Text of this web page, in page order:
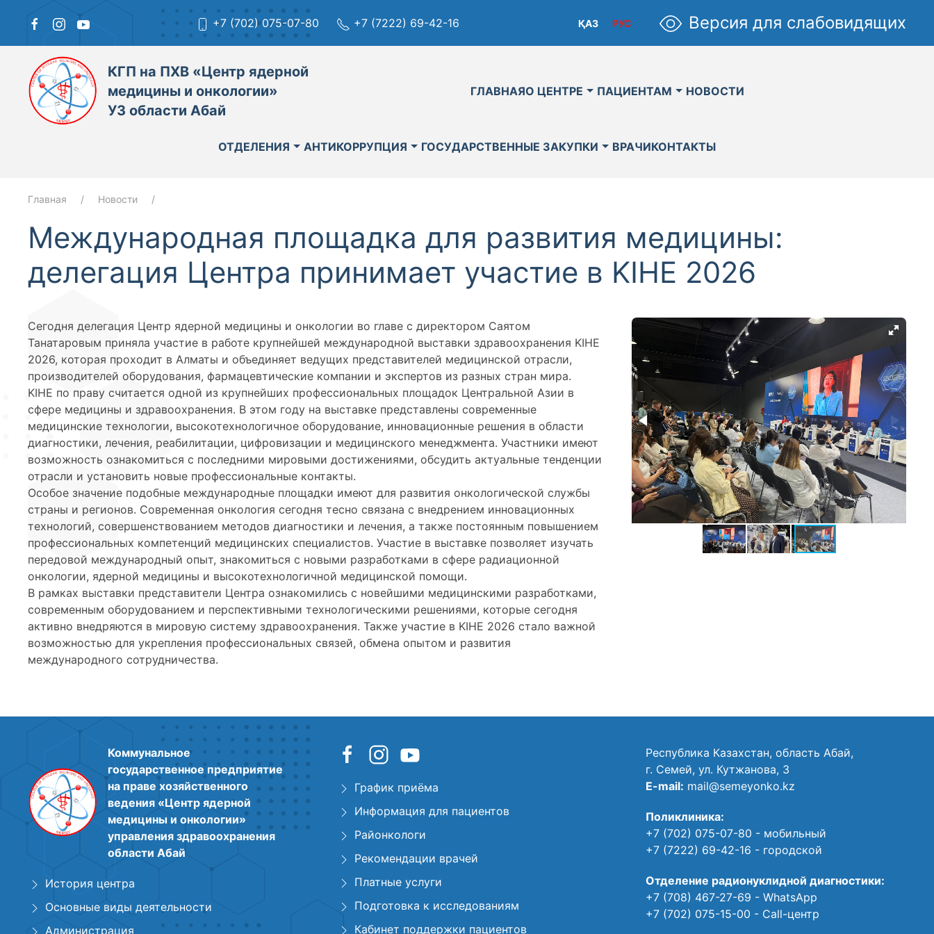
+7 (702) 075-07-80 +7 (7222) 69-42-16 РУС
ҚАЗ Версия для слабовидящих
КГП на ПХВ «Центр ядерной
медицины и онкологии»
УЗ области Абай
ГЛАВНАЯО ЦЕНТРЕ ПАЦИЕНТАМ НОВОСТИ
ОТДЕЛЕНИЯ АНТИКОРРУПЦИЯ ГОСУДАРСТВЕННЫЕ ЗАКУПКИ ВРАЧИКОНТАКТЫ
Главная Новости
Международная площадка для развития медицины:
делегация Центра принимает участие в KIHE 2026
Сегодня делегация Центр ядерной медицины и онкологии во главе с директором Саятом
Танатаровым приняла участие в работе крупнейшей международной выставки здравоохранения KIHE
2026, которая проходит в Алматы и объединяет ведущих представителей медицинской отрасли,
производителей оборудования, фармацевтические компании и экспертов из разных стран мира.
KIHE по праву считается одной из крупнейших профессиональных площадок Центральной Азии в
сфере медицины и здравоохранения. В этом году на выставке представлены современные
медицинские технологии, высокотехнологичное оборудование, инновационные решения в области
диагностики, лечения, реабилитации, цифровизации и медицинского менеджмента. Участники имеют
возможность ознакомиться с последними мировыми достижениями, обсудить актуальные тенденции
отрасли и установить новые профессиональные контакты.
Особое значение подобные международные площадки имеют для развития онкологической службы
страны и регионов. Современная онкология сегодня тесно связана с внедрением инновационных
технологий, совершенствованием методов диагностики и лечения, а также постоянным повышением
профессиональных компетенций медицинских специалистов. Участие в выставке позволяет изучать
передовой международный опыт, знакомиться с новыми разработками в сфере радиационной
онкологии, ядерной медицины и высокотехнологичной медицинской помощи.
В рамках выставки представители Центра ознакомились с новейшими медицинскими разработками,
современным оборудованием и перспективными технологическими решениями, которые сегодня
активно внедряются в мировую систему здравоохранения. Также участие в KIHE 2026 стало важной
возможностью для укрепления профессиональных связей, обмена опытом и развития
международного сотрудничества.
Коммунальное
государственное предприятие
на праве хозяйственного
ведения «Центр ядерной
медицины и онкологии»
управления здравоохранения
области Абай
История центра
Основные виды деятельности
Администрация
График приёма
Информация для пациентов
Районкологи
Рекомендации врачей
Платные услуги
Подготовка к исследованиям
Кабинет поддержки пациентов
Республика Казахстан, область Абай,
г. Семей, ул. Кутжанова, 3
E-mail: mail@semeyonko.kz
Поликлиника:
+7 (702) 075-07-80 - мобильный
+7 (7222) 69-42-16 - городской
Отделение радионуклидной диагностики:
+7 (708) 467-27-69 - WhatsApp
+7 (702) 075-15-00 - Call-центр